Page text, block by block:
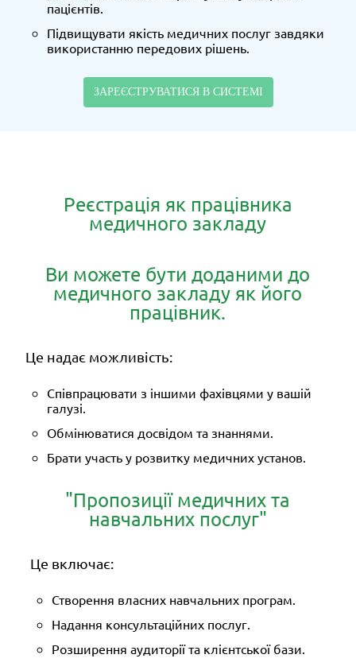
пацієнтів.
Підвищувати якість медичних послуг завдяки
використанню передових рішень.
ЗАРЕЄСТРУВАТИСЯ В СИСТЕМІ
Реєстрація як працівника
медичного закладу
Ви можете бути доданими до
медичного закладу як його
працівник.
Це надає можливість:
Співпрацювати з іншими фахівцями у вашій
галузі.
Обмінюватися досвідом та знаннями.
Брати участь у розвитку медичних установ.
"Пропозиції медичних та
навчальних послуг"
Це включає:
Створення власних навчальних програм.
Надання консультаційних послуг.
Розширення аудиторії та клієнтської бази.